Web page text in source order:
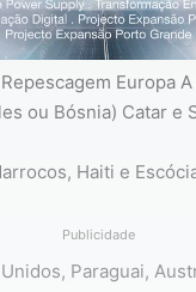
Europa
ou Bósnia) Catar e
Haiti e
Publicidade
Paraguai,